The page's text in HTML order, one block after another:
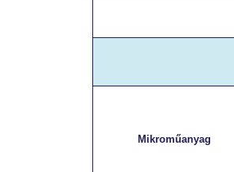
Mikroműanyag